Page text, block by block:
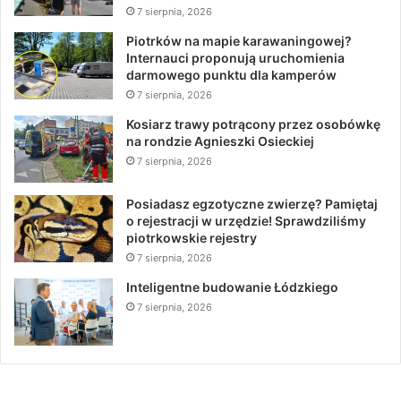
7 sierpnia, 2026
Piotrków na mapie karawaningowej?
Internauci proponują uruchomienia
darmowego punktu dla kamperów
7 sierpnia, 2026
Kosiarz trawy potrącony przez osobówkę
na rondzie Agnieszki Osieckiej
7 sierpnia, 2026
Posiadasz egzotyczne zwierzę? Pamiętaj
o rejestracji w urzędzie! Sprawdziliśmy
piotrkowskie rejestry
7 sierpnia, 2026
Inteligentne budowanie Łódzkiego
7 sierpnia, 2026